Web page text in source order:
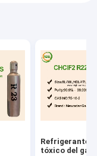
Refrigerante
tóxico del gas